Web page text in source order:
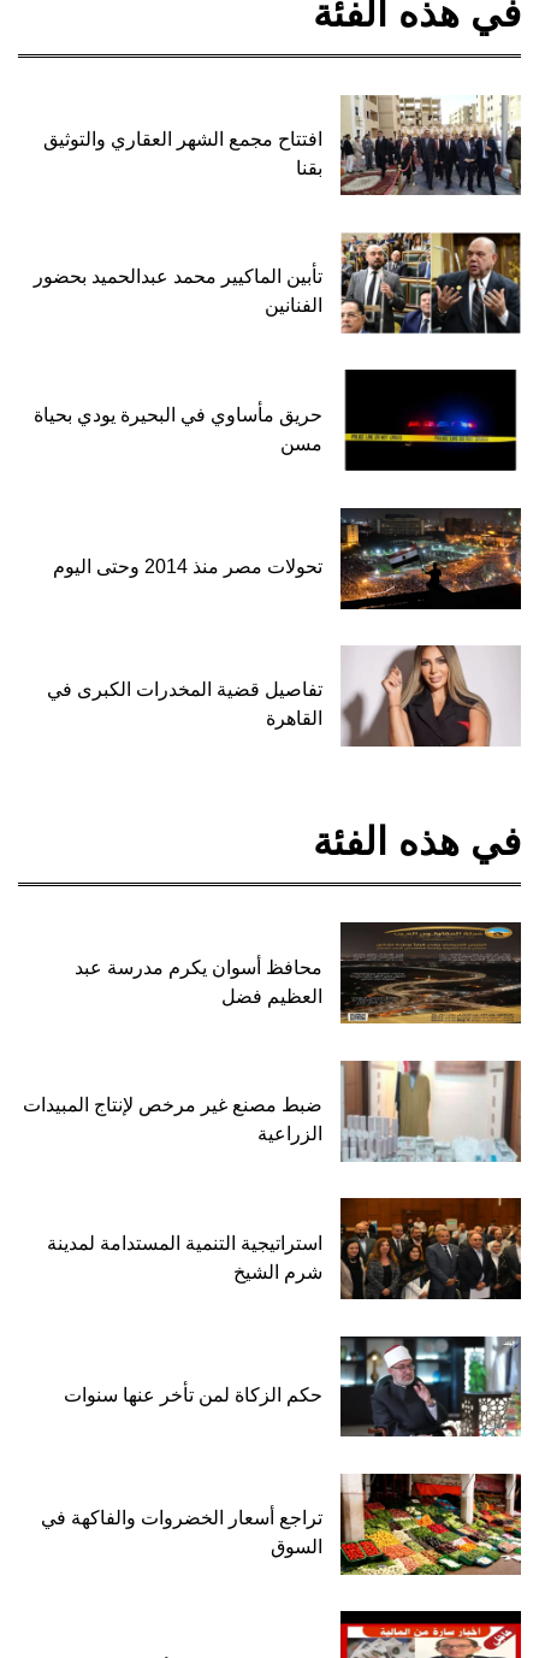
في هذه الفئة
افتتاح مجمع الشهر العقاري والتوثيق
بقنا
تأبين الماكيير محمد عبدالحميد بحضور
الفنانين
حريق مأساوي في البحيرة يودي بحياة
مسن
تحولات مصر منذ 2014 وحتى اليوم
تفاصيل قضية المخدرات الكبرى في
القاهرة
في هذه الفئة
محافظ أسوان يكرم مدرسة عبد
العظيم فضل
ضبط مصنع غير مرخص لإنتاج المبيدات
الزراعية
استراتيجية التنمية المستدامة لمدينة
شرم الشيخ
حكم الزكاة لمن تأخر عنها سنوات
تراجع أسعار الخضروات والفاكهة في
السوق